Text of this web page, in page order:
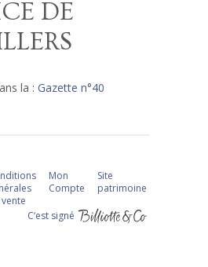
DE
la : Gazette n°40
Mon
Compte
Site
patrimoine
C‘est signé